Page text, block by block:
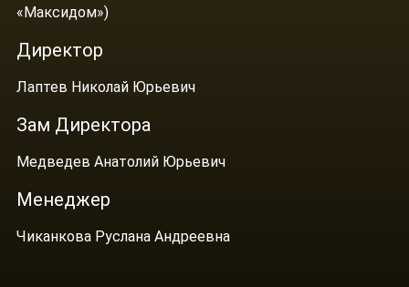
«Максидом»)
Директор
Лаптев Николай Юрьевич
Зам Директора
Медведев Анатолий Юрьевич
Менеджер
Чиканкова Руслана Андреевна